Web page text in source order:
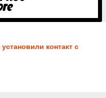
контакт с